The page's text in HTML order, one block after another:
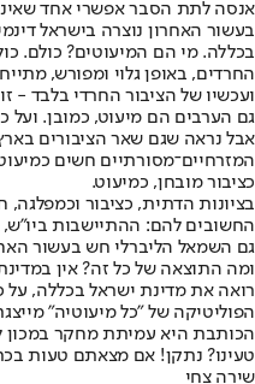
אנסה לתת הסבר אפשרי אחד
בעשור האחרון נוצרה בישראל
בכללה. מי הם המיעוטים? כולם.
החרדים, באופן גלוי ומפורש,
ועכשיו של הציבור החרדי בלבד -
גם הערבים הם מיעוט, כמובן. ועל
אבל נראה שגם שאר הציבורים
המזרחיים־מסורתיים חשים
כציבור מובחן, כמיעוט.
בציונות הדתית, כציבור
החשובים להם: ההתיישבות ביו"ש,
גם השמאל הליברלי חש בעשור
ומה התוצאה של כל זה? אין
רואה את מדינת ישראל בכללה,
הפוליטיקה של "כל מיעוטיה"
הכותבת היא עמיתת מחקר במכון
טעינו? נתקן! אם מצאתם טעות
שירה צחי